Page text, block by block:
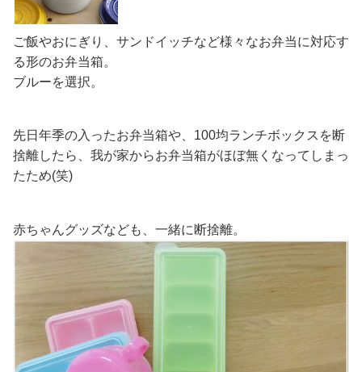
ご飯やおにぎり、サンドイッチなど様々なお弁当に対応す
る形のお弁当箱。
ブルーを選択。
先日年季の入ったお弁当箱や、100均ランチボックスを断
捨離したら、我が家からお弁当箱がほぼ無くなってしまっ
たため(笑)
赤ちゃんグッズなども、一緒に断捨離。